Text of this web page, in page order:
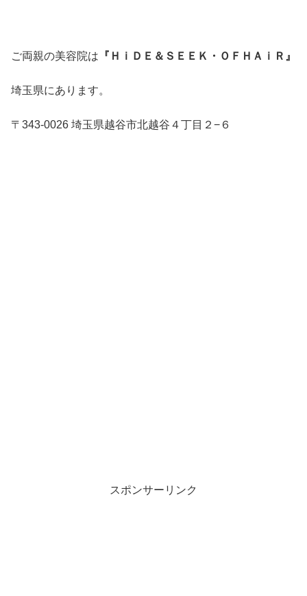
ご両親の美容院は 『ＨｉＤＥ＆ＳＥＥＫ・ＯＦＨＡｉＲ』
埼玉県にあります。
〒343-0026 埼玉県越谷市北越谷４丁目２−６
スポンサーリンク